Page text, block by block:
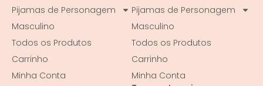
Pijamas de Personagem
Masculino
Todos os Produtos
Carrinho
Minha Conta
Pijamas de Personagem
Masculino
Todos os Produtos
Carrinho
Minha Conta